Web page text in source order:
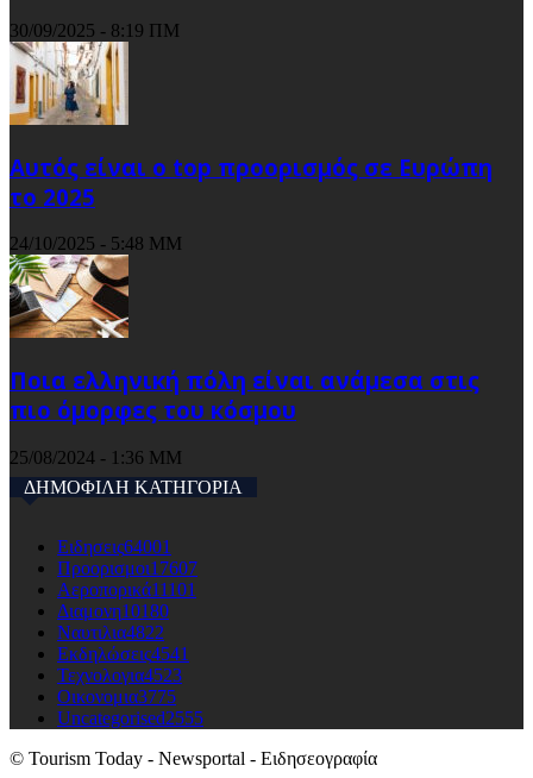
30/09/2025 - 8:19 ΠΜ
Αυτός είναι ο top προορισμός σε Ευρώπη
το 2025
24/10/2025 - 5:48 ΜΜ
Ποια ελληνική πόλη είναι ανάμεσα στις
πιο όμορφες του κόσμου
25/08/2024 - 1:36 ΜΜ
ΔΗΜΟΦΙΛΗ ΚΑΤΗΓΟΡΙΑ
Ειδησεις64001
Προορισμοι17607
Αεροπορικά11101
Διαμονη10180
Ναυτιλια4822
Εκδηλώσεις4541
Τεχνολογια4523
Οικονομια3775
Uncategorised2555
© Tourism Today - Newsportal - Ειδησεογραφία